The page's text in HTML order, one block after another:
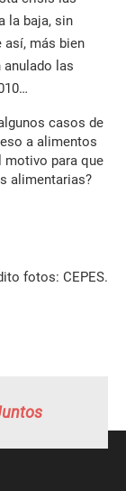
la baja, sin
así, más bien
anulado las
casos de
a alimentos
motivo para que
alimentarias?
fotos: CEPES.